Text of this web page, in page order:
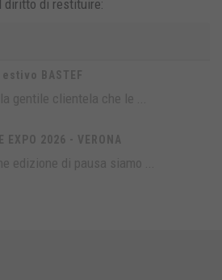
BASTEF
gentile clientela che le ...
EXPO 2026 - VERONA
edizione di pausa siamo ...
diritto di restituire: